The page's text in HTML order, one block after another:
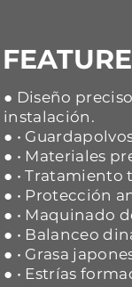
● Diseño
instalación.
● •
● • Materiales
● •
● • Protección
● • Maquinado
● • Balanceo
● • Grasa
● • Estrías